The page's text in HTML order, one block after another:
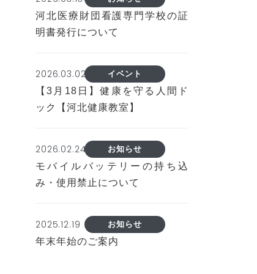
河北医療財団看護専門学校の証
明書発行について
2026.03.02 イベント
【3月18日】健康を守る人間ド
ック【河北健康教室】
2026.02.24 お知らせ
モバイルバッテリーの持ち込
み・使用禁止について
2025.12.19 お知らせ
年末年始のご案内